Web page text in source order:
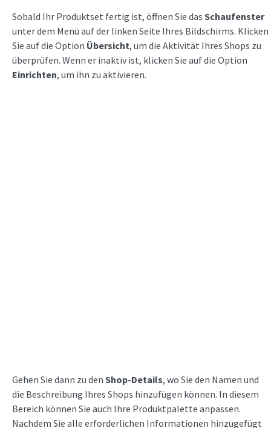
Sobald Ihr Produktset fertig ist, öffnen Sie das Schaufenster
unter dem Menü auf der linken Seite Ihres Bildschirms. Klicken
Sie auf die Option Übersicht, um die Aktivität Ihres Shops zu
überprüfen. Wenn er inaktiv ist, klicken Sie auf die Option
Einrichten, um ihn zu aktivieren.
Gehen Sie dann zu den Shop-Details, wo Sie den Namen und
die Beschreibung Ihres Shops hinzufügen können. In diesem
Bereich können Sie auch Ihre Produktpalette anpassen.
Nachdem Sie alle erforderlichen Informationen hinzugefügt